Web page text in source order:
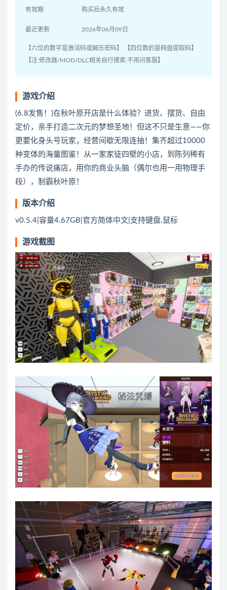
有效期 购买后永久有效
最近更新 2026年06月09日
【六位的数字是激活码或解压密码】 【四位数的是网盘提取码】
【注:修改器/MOD/DLC相关自行摸索,不用问客服】
游戏介绍
(6.8发售！)在秋叶原开店是什么体验？进货、摆货、自由
定价，亲手打造二次元的梦想圣地！但这不只是生意——你
更要化身头号玩家，经营间歇无限连抽！集齐超过10000
种变体的海量图鉴！从一家家徒四壁的小店，到陈列稀有
手办的传说痛店，用你的商业头脑（偶尔也用一用物理手
段），制霸秋叶原！
版本介绍
v0.5.4|容量4.67GB|官方简体中文|支持键盘.鼠标
游戏截图